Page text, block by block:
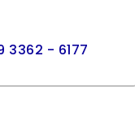
3362 - 6177